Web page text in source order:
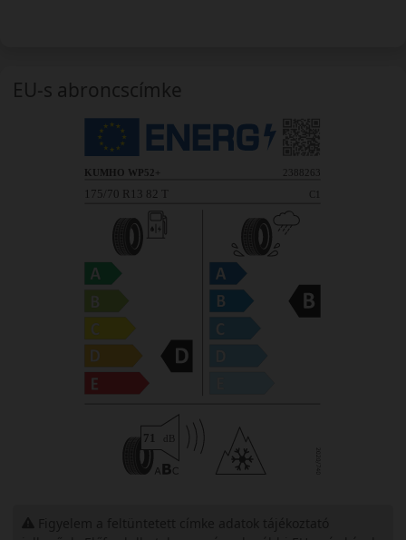
EU-s abroncscímke